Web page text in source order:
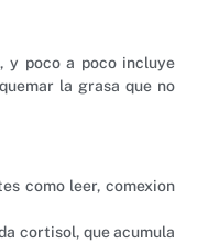
y poco a poco incluye
la grasa que no
como leer, comexion
cortisol, que acumula